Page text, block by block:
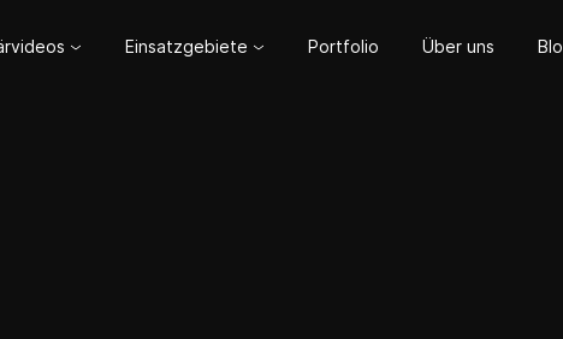
Einsatzgebiete Portfolio Über uns